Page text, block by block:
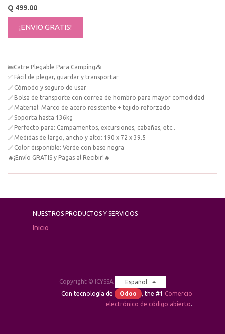
Q 499.00
¡ENVIO GRATIS!
🛌Catre Plegable Para Camping⛺
✅ Fácil de plegar, guardar y transportar
✅ Cómodo y seguro de usar
✅ Bolsa de transporte con correa de hombro para mayor comodidad
✅ Material: Marco de acero resistente + tejido reforzado
✅ Soporta hasta 136kg
✅ Perfecto para: Campamentos, excursiones, cabañas, etc..
✅ Medidas de largo, ancho y alto: 190 x 72 x 39.5
✅ Color disponible: Verde con base negra
🔥¡Envío GRATIS y Pagas al Recibir!🔥
NUESTROS PRODUCTOS Y SERVICIOS
Inicio
Copyright © ICYSSA
Español
Con tecnología de
Odoo , the #1 Comercio
electrónico de código abierto.